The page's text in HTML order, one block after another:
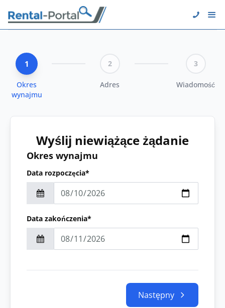
1
Okres
wynajmu
2
Adres
3
Wiadomość
Wyślij niewiążące żądanie
Okres wynajmu
Data rozpoczęcia*
Data zakończenia*
Następny